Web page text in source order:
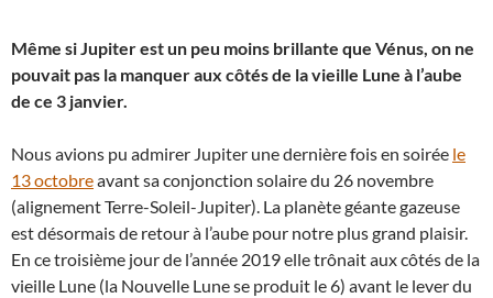
Même si Jupiter est un peu moins brillante que Vénus, on ne
pouvait pas la manquer aux côtés de la vieille Lune à l’aube
de ce 3 janvier.
Nous avions pu admirer Jupiter une dernière fois en soirée le
13 octobreavant sa conjonction solaire du 26 novembre
(alignement Terre-Soleil-Jupiter). La planète géante gazeuse
est désormais de retour à l’aube pour notre plus grand plaisir.
En ce troisième jour de l’année 2019 elle trônait aux côtés de la
vieille Lune (la Nouvelle Lune se produit le 6) avant le lever du